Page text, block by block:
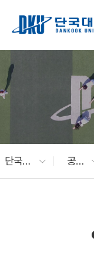
단국대 소식 공지사항